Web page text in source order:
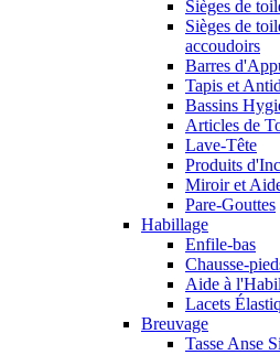
Sièges de
Sièges de
accoudoirs
Barres
Tapis et
Bassins
Articles de
Lave-Tête
Produits
Miroir et
Pare-Gouttes
Habillage
Enfile-bas
Chausse-
Aide à
Lacets
Breuvage
Tasse Anse